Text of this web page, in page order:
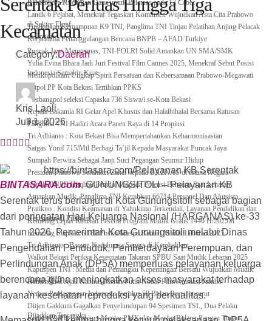
Kemenpora Kucurkan Dana untuk Pelatnas pada 13 Cabor
Lantik 6 Pejabat, Menekraf Tegaskan Komitmen Wujudkan Asta Cita Prabowo
di Sektor Ekraf
Tingkatkan Kemampuan K9 TNI, Panglima TNI Tinjau Pelatihan Anjing Pelacak
di Bogor
Kerja sama Penanggulangan Bencana BNPB – AFAD Turkiye
Puncak Jaya Mengganas, TNI-POLRI Solid Amankan UN SMA/SMK
Yulia Evina Bhara Jadi Juri Festival Film Cannes 2025, Menekraf Sebut Posisi
Indonesia Semakin Kuat
Menkopolkam Ungkap Spirit Persatuan dan Kebersamaan Prabowo-Megawati
Satpol PP Kota Bekasi Tertibkan PPKS
Kesbangpol seleksi Capaska 736 Siswa/i se-Kota Bekasi
Kepala Bakamla RI Gelar Apel Khusus dan Halalbihalal Bersama Ratusan
Personil
Panglima TNI Hadiri Acara Panen Raya di 14 Propinsi
Tri Adhianto : Kota Bekasi Bisa Mempertahankan Keharmonisasian
Satgas Yonif 715/Mtl Berbagi Ta’jil Kepada Masyarakat Puncak Jaya
Sumpah Perwira Sebagai Janji Suci Pegangan Seumur Hidup
Presiden Prabowo Serahkan Zakat kepada BAZNAS di Istana Negara
Kepala BNPB Himbau Pemda Waspada Potensi Bencana Saat Lebaran
Amankan Mudik, Panglima TNI Kerahkan 66714 Personel Dan Alutsista
Pratikno : Kondisi Keamanan di Yahukimo Terkendali, Layanan Pendidikan dan
Kesehatan di Pulihkan
Kemenag Lepas Ratusan Peserta Program Mudik Gratis 1446 H/2025M
Kemenag Siapkan 6.180 Posko Masjid Ramah Mudik Lebaran 2025
Tri Adhianto : Barang Kadaluarsa Segera di Kembalikan
Walkot Bekasi Periksa Kesesuaian Takaran SPBU Saat Mudik Lebaran 2025
Kapuspen TNI : Media dan Pemangku Kepentingan Bersatu Wujudkan Mudik
Aman 2025
Kemenekraf Ajak Kabinet Merah Putih Nobar Film Animasi Jumbo
Neraca Perdagangan Indonesia Surplus 58 Bulan Berturut-turut
Ditjen Gakkum Gagalkan Penyelundupan 94 Spesimen TSL, Dua Pelaku
Dijadikan Tersangka
Kepala BNPB Dampingi Menko PMK dan Menko Bidang Pangan Tinjau
Kecamatan
Category:Daerah
Kris Laoli
Juli 1, 2026
BINTASARA.com, GUNUNGSITOLI – Pelayanan KB
Serentak terus berlanjut di Kota Gunungsitoli sebagai bagian
dari peringatan Hari Keluarga Nasional (HARGANAS) ke-33
Tahun 2026. Pemerintah Kota Gunungsitoli melalui Dinas
Pengendalian Penduduk, Pemberdayaan Perempuan, dan
Perlindungan Anak (DP5A) memperluas pelayanan keluarga
berencana guna meningkatkan akses masyarakat terhadap
layanan kesehatan reproduksi yang berkualitas.